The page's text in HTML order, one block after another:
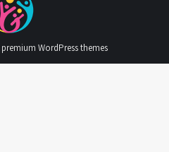
premium WordPress themes